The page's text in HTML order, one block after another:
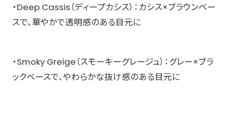
・Deep Cassis（ディープカシス）：カシス×ブラウンベー
スで、華やかで透明感のある目元に
・Smoky Greige（スモーキーグレージュ）：グレー×ブラ
ックベースで、やわらかな抜け感のある目元に